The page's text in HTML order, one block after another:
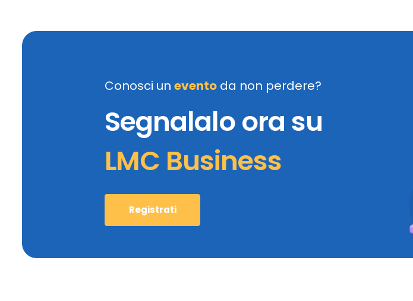
Conosci un evento da non perdere?
Segnalalo ora su
LMC Business
Registrati